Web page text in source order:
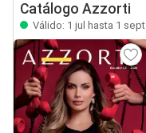
Catálogo Azzorti
Válido: 1 jul hasta 1 sept